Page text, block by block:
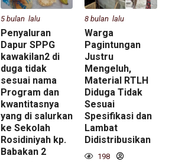
5 bulan lalu
Penyaluran
Dapur SPPG
kawakilan2 di
duga tidak
sesuai nama
Program dan
kwantitasnya
yang di salurkan
ke Sekolah
Rosidiniyah kp.
Babakan 2
8 bulan lalu
Warga
Pagintungan
Justru
Mengeluh,
Material RTLH
Diduga Tidak
Sesuai
Spesifikasi dan
Lambat
Didistribusikan
198